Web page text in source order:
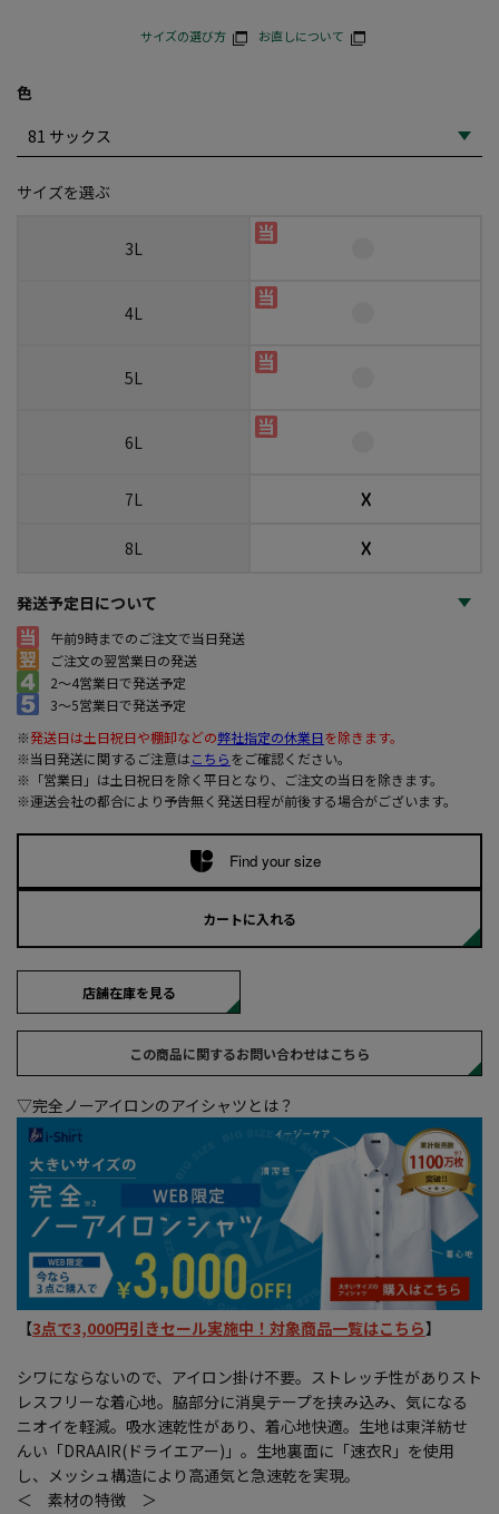
サイズの選び方 お直しについて
色
サイズを選ぶ
3L
4L
5L
6L
7L ☓
8L ☓
発送予定日について
午前9時までのご注文で当日発送
ご注文の翌営業日の発送
2～4営業日で発送予定
3～5営業日で発送予定
※発送日は土日祝日や棚卸などの弊社指定の休業日を除きます。
※当日発送に関するご注意はこちらをご確認ください。
※「営業日」は土日祝日を除く平日となり、ご注文の当日を除きます。
※運送会社の都合により予告無く発送日程が前後する場合がございます。
Find your size
カートに入れる
店舗在庫を見る
この商品に関するお問い合わせはこちら
▽完全ノーアイロンのアイシャツとは？
【3点で3,000円引きセール実施中！対象商品一覧はこちら】
シワにならないので、アイロン掛け不要。ストレッチ性がありスト
レスフリーな着心地。脇部分に消臭テープを挟み込み、気になる
ニオイを軽減。吸水速乾性があり、着心地快適。生地は東洋紡せ
んい「DRAAIR(ドライエアー)」。生地裏面に「速衣R」を使用
し、メッシュ構造により高通気と急速乾を実現。
＜ 素材の特徴 ＞